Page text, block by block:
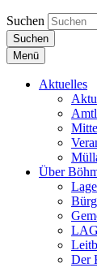
Suchen
Suchen
Menü
Aktuelles
Über
Der